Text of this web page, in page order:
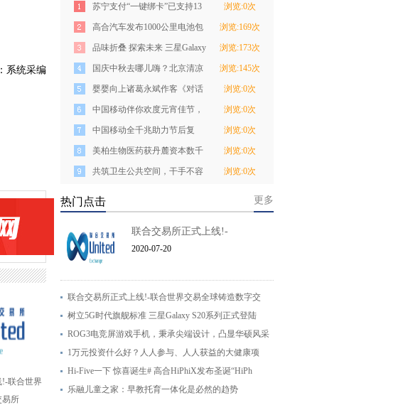
系统采编
联合世界
易所
苏宁支付“一键绑卡”已支持13
家主流银行
浏览:0次
高合汽车发布1000公里电池包
升能服务及HiPh
浏览:169次
品味折叠 探索未来 三星Galaxy
Z Fold2 5G
浏览:173次
国庆中秋去哪儿嗨？北京清凉
谷邀你玩！
浏览:145次
婴婴向上诸葛永斌作客《对话
品牌》
浏览:0次
中国移动伴你欢度元宵佳节，
千兆WiFi让全家
浏览:0次
中国移动全千兆助力节后复
工，开启千兆生活
浏览:0次
美柏生物医药获丹麓资本数千
万天使轮融资
浏览:0次
共筑卫生公共空间，干手不容
浏览:0次
热门点击 更多
联合交易所正式上线!-
2020-07-20
联合交易所正式上线!-联合世界交易全球铸造数字交
树立5G时代旗舰标准 三星Galaxy S20系列正式登陆
ROG3电竞屏游戏手机，秉承尖端设计，凸显华硕风采
1万元投资什么好？人人参与、人人获益的大健康项
Hi-Five一下 惊喜诞生# 高合HiPhiX发布圣诞“HiPh
乐融儿童之家：早教托育一体化是必然的趋势